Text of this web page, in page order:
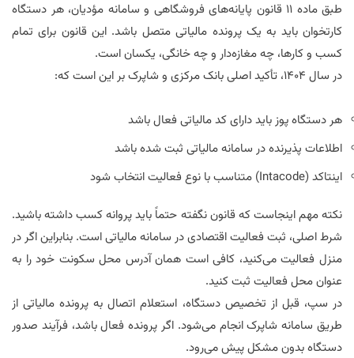
طبق ماده ۱۱ قانون پایانه‌های فروشگاهی و سامانه مؤدیان، هر دستگاه
کارتخوان باید به یک پرونده مالیاتی متصل باشد. این قانون برای تمام
کسب و کارها، چه مغازه‌دار و چه خانگی، یکسان است.
در سال ۱۴۰۴، تأکید اصلی بانک مرکزی و شاپرک بر این است که:
هر دستگاه پوز باید دارای کد مالیاتی فعال باشد
اطلاعات پذیرنده در سامانه مالیاتی ثبت شده باشد
اینتاکد (Intacode) متناسب با نوع فعالیت انتخاب شود
نکته مهم اینجاست که قانون نگفته حتماً باید پروانه کسب داشته باشید.
شرط اصلی، ثبت فعالیت اقتصادی در سامانه مالیاتی است. بنابراین اگر در
منزل فعالیت می‌کنید، کافی است همان آدرس محل سکونت خود را به
عنوان محل فعالیت ثبت کنید.
در سپ، قبل از تخصیص دستگاه، استعلام اتصال به پرونده مالیاتی از
طریق سامانه شاپرک انجام می‌شود. اگر پرونده فعال باشد، فرآیند صدور
دستگاه بدون مشکل پیش می‌رود.